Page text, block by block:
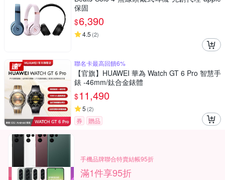
保固
$6,390
4.5 (2)
聯名卡最高回饋6%
【官旗】HUAWEI 華為 Watch GT 6 Pro 智慧手
錶 -46mm/鈦合金錶體
$11,490
5 (2)
券 贈品
手機品牌聯合特賣結帳95折
滿1件享95折